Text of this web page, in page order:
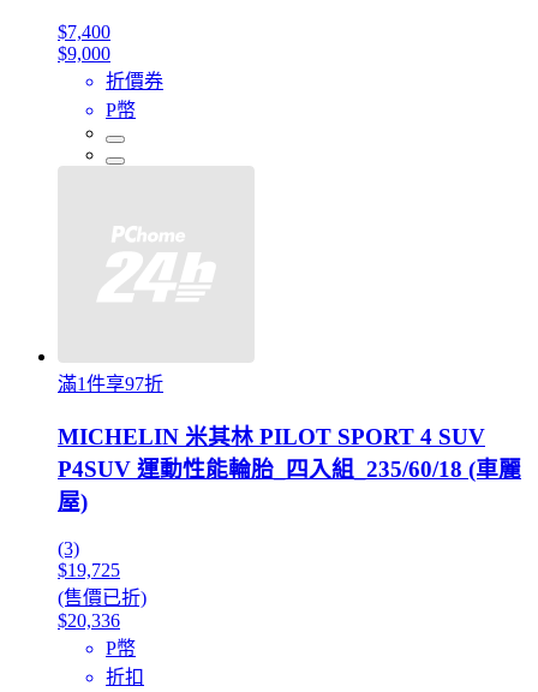
$7,400
$9,000
折價券
P幣
滿1件享97折
MICHELIN 米其林 PILOT SPORT 4 SUV
P4SUV 運動性能輪胎_四入組_235/60/18 (車麗
屋)
(3)
$19,725
(售價已折)
$20,336
P幣
折扣